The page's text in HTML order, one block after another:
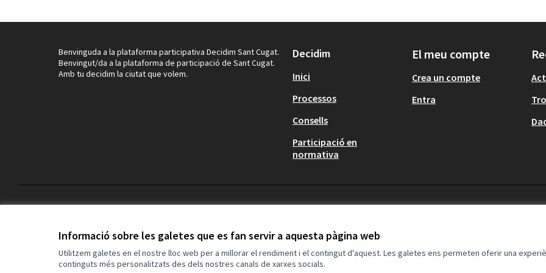
Informació sobre les galetes que es fan servir a aquesta pàgina web
Utilitzem galetes en el nostre lloc web per a millorar el rendiment i el contingut d'aquest. Les galetes ens permeten oferir una
continguts més personalitzats des dels nostres canals de xarxes socials.
Benvinguda a la plataforma participativa Decidim Sant Cugat.
Benvingut/da a la plataforma de participació de Sant Cugat.
Amb tu decidim la ciutat que volem.
Decidim
Inici
Processos
Consells
Participació en
normativa
El meu compte
Crea un compte
Entra